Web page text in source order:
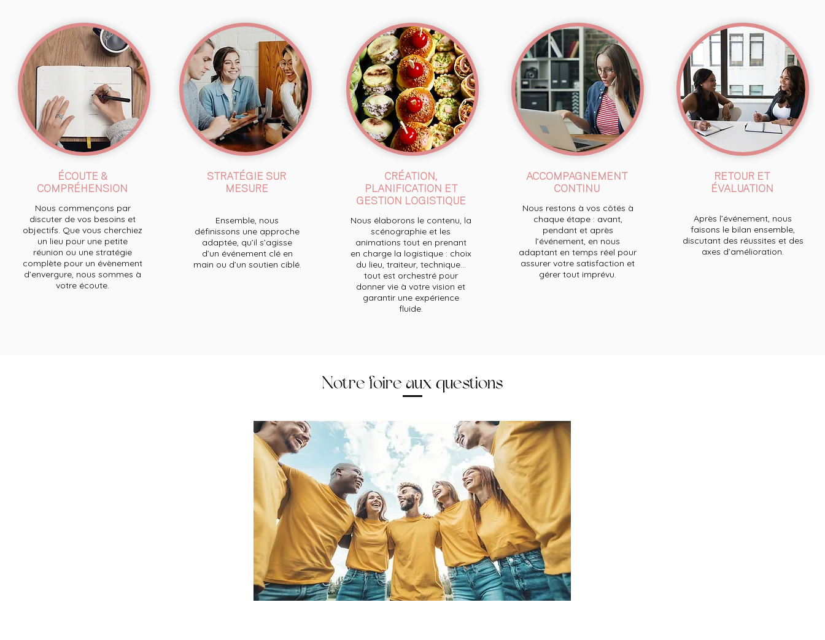
ÉCOUTE &
COMPRÉHENSION
Nous commençons par
discuter de vos besoins et
objectifs. Que vous cherchiez
un lieu pour une petite
réunion ou une stratégie
complète pour un évènement
d’envergure, nous sommes à
votre écoute.
STRATÉGIE SUR
MESURE
Ensemble, nous
définissons une approche
adaptée, qu’il s’agisse
d’un événement clé en
main ou d’un soutien ciblé.
CRÉATION,
PLANIFICATION ET
GESTION LOGISTIQUE
Nous élaborons le contenu, la
scénographie et les
animations tout en prenant
en charge la logistique : choix
du lieu, traiteur, technique...
tout est orchestré pour
donner vie à votre vision et
garantir une expérience
fluide.
ACCOMPAGNEMENT
CONTINU
Nous restons à vos côtés à
chaque étape : avant,
pendant et après
l’événement, en nous
adaptant en temps réel pour
assurer votre satisfaction et
gérer tout imprévu.
RETOUR ET
ÉVALUATION
Après l’événement, nous
faisons le bilan ensemble,
discutant des réussites et des
axes d’amélioration.
Notre foire aux questions